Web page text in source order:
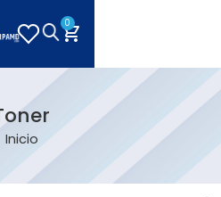
0
Inicio